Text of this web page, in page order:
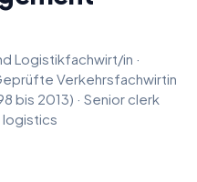
Logistikfachwirt/in ·
Verkehrsfachwirtin
bis 2013) · Senior clerk